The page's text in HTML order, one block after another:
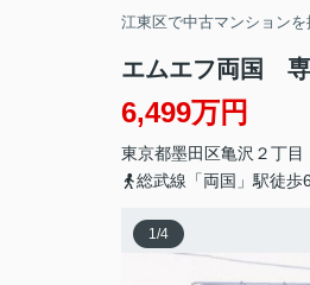
江東区で中古マンション
エムエフ両国
6,499万円
東京都墨田区亀沢 ２丁目
総武線「両国」駅徒歩
1/4